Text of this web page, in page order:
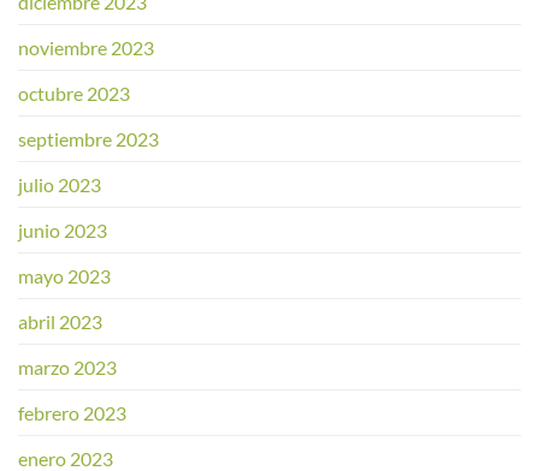
noviembre 2023
octubre 2023
septiembre 2023
julio 2023
junio 2023
mayo 2023
abril 2023
marzo 2023
febrero 2023
enero 2023